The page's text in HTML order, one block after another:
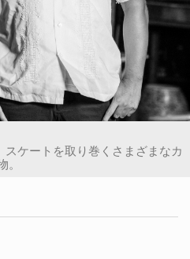
ケートを取り巻くさまざまなカ